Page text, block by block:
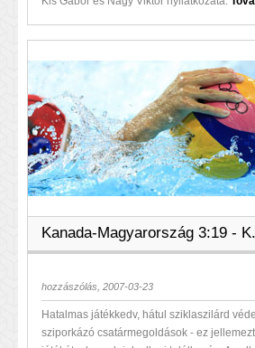
Kanada-Magyarország 3:19 -
hozzászólás, 2007-03-23
Hatalmas játékkedv, hátul sziklaszilárd
sziporkázó csatármegoldások - ez